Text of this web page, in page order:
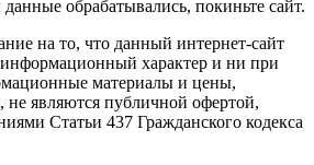
обрабатывались, покиньте сайт.
на то, что данный интернет-сайт
характер и ни при
материалы и цены,
не являются публичной офертой,
Статьи 437 Гражданского кодекса